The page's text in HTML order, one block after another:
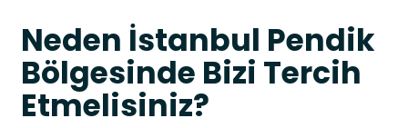
Neden İstanbul Pendik
Bölgesinde Bizi Tercih
Etmelisiniz?